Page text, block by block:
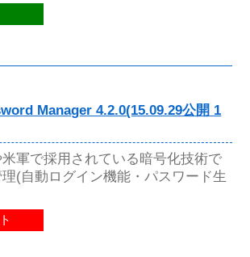
Manager 4.2.0(15.09.29公開 1
軍で採用されている暗号化技術で
(自動ログイン機能・パスワード生